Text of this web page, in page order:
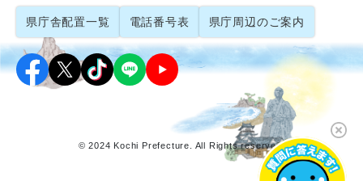
県庁舎配置一覧 電話番号表 県庁周辺のご案内
© 2024 Kochi Prefecture. All Rights reserved.